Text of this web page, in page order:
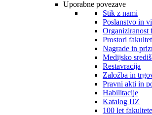
Uporabne povezave
Stik z nami
Poslanstvo in
Organiziranost
Prostori
Nagrade in
Medijsko
Restavracija
Založba in
Pravni akti in
Habilitacije
Katalog IJZ
100 let fakultete